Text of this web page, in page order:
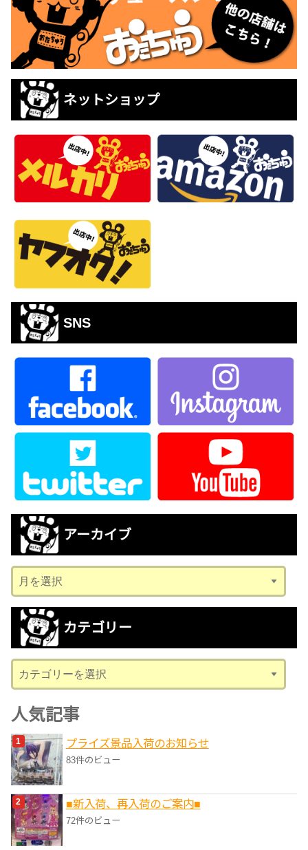
ネットショップ
SNS
アーカイブ
ー
カ
ブ
カテゴリー
テ
ゴ
リ
ー
人気記事
プライズ景品入荷のお知らせ
83件のビュー
■新入荷、再入荷のご案内■
72件のビュー